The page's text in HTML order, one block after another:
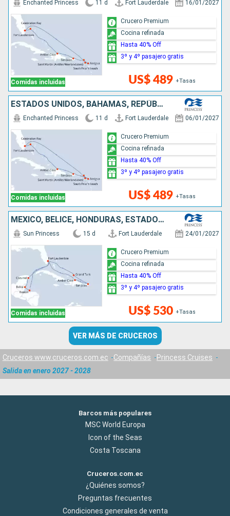
Comidas incluidas
Enchanted Princess 11 d Fort Lauderdale 16/01/2027
US$ 489 +Tasas
Crucero Premium
Cocina refinada
Hasta 40% Off
3º y 4º pasajero gratis
ESTADOS UNIDOS, BAHAMAS, REPÚBLICA DOMINICANA, PUERTO RICO, ANTIGUA Y BARBUDA, SAN MARTÍN
Comidas incluidas
Enchanted Princess 11 d Fort Lauderdale 06/01/2027
US$ 489 +Tasas
Crucero Premium
Cocina refinada
Hasta 40% Off
3º y 4º pasajero gratis
MÉXICO, BELICE, HONDURAS, ESTADOS UNIDOS, PUERTO RICO, REPÚBLICA DOMINICANA
Comidas incluidas
Sun Princess 15 d Fort Lauderdale 24/01/2027
US$ 530 +Tasas
Crucero Premium
Cocina refinada
Hasta 40% Off
3º y 4º pasajero gratis
VER MÁS DE CRUCEROS
Cruceros www.cruceros.com.ec Compañías
Princess Cruises
Salida en enero 2027 - 2028
Barcos más populares
MSC World Europa
Icon of the Seas
Costa Toscana
Cruceros.com.ec
¿Quiénes somos?
Preguntas frecuentes
Condiciones generales de venta